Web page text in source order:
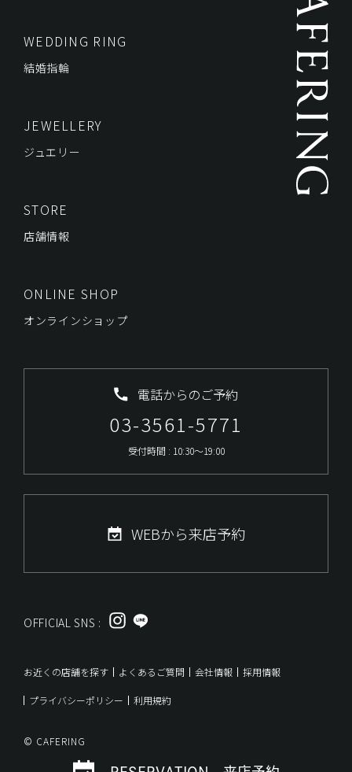
WEDDING RING
結婚指輪
JEWELLERY
ジュエリー
STORE
店舗情報
ONLINE SHOP
オンラインショップ
電話からのご予約
03-3561-5771
受付時間 : 10:30～19:00
WEBから来店予約
OFFICIAL SNS :
お近くの店舗を探す よくあるご質問 会社情報 採用情報
プライバシーポリシー 利用規約
© CAFERING